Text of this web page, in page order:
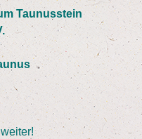
Taunusstein